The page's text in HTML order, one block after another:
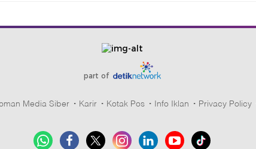
part of
Media Siber Karir Kotak Pos Info Iklan Privacy Policy